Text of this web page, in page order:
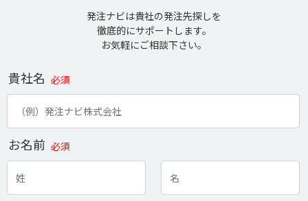
発注ナビは貴社の発注先探しを
徹底的にサポートします。
お気軽にご相談下さい。
貴社名 必須
お名前 必須